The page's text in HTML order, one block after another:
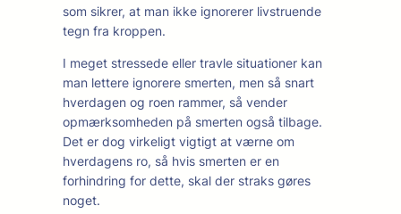
som sikrer, at man ikke ignorerer livstruende
tegn fra kroppen.
I meget stressede eller travle situationer kan
man lettere ignorere smerten, men så snart
hverdagen og roen rammer, så vender
opmærksomheden på smerten også tilbage.
Det er dog virkeligt vigtigt at værne om
hverdagens ro, så hvis smerten er en
forhindring for dette, skal der straks gøres
noget.